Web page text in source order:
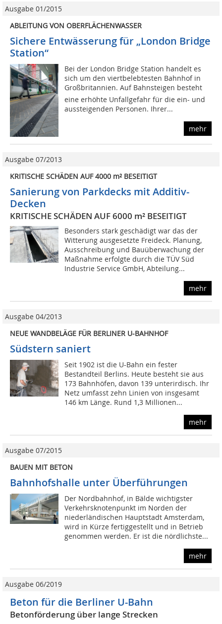
Ausgabe 01/2015
ABLEITUNG VON OBERFLÄCHENWASSER
Sichere Entwässerung für „London Bridge
Station“
Bei der London Bridge Station handelt es
sich um den viertbelebtesten Bahnhof in
Großbritannien. Auf Bahnsteigen besteht
eine erhöhte Unfallgefahr für die ein- und
aussteigenden Personen. Ihrer...
mehr
Ausgabe 07/2013
KRITISCHE SCHÄDEN AUF 4000 m² BESEITIGT
Sanierung von Parkdecks mit Additiv-
Decken
KRITISCHE SCHÄDEN AUF 6000 m² BESEITIGT
Besonders stark geschädigt war das der
Witterung ausgesetzte Freideck. Planung,
Ausschreibung und Bauüberwachung der
Maßnahme erfolgte durch die TÜV Süd
Industrie Service GmbH, Abteilung...
mehr
Ausgabe 04/2013
NEUE WANDBELÄGE FÜR BERLINER U-BAHNHOF
Südstern saniert
Seit 1902 ist die U-Bahn ein fester
Bestandteil Berlins. Heute besteht sie aus
173 Bahnhöfen, davon 139 unterirdisch. Ihr
Netz umfasst zehn Linien von insgesamt
146 km Länge. Rund 1,3 Millionen...
mehr
Ausgabe 07/2015
BAUEN MIT BETON
Bahnhofshalle unter Überführungen
Der Nordbahnhof, in Bälde wichtigster
Verkehrsknotenpunkt im Norden der
niederländischen Hauptstadt Amsterdam,
wird in Kürze fertiggestellt und in Betrieb
genommen werden. Er ist die nördlichste...
mehr
Ausgabe 06/2019
Beton für die Berliner U-Bahn
Betonförderung über lange Strecken